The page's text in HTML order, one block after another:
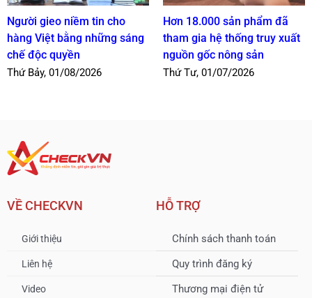
Người gieo niềm tin cho
hàng Việt bằng những sáng
chế độc quyền
Thứ Bảy, 01/08/2026
Hơn 18.000 sản phẩm đã
tham gia hệ thống truy xuất
nguồn gốc nông sản
Thứ Tư, 01/07/2026
VỀ CHECKVN
Giới thiệu
Liên hệ
Video
HỖ TRỢ
Chính sách thanh toán
Quy trình đăng ký
Thương mại điện tử